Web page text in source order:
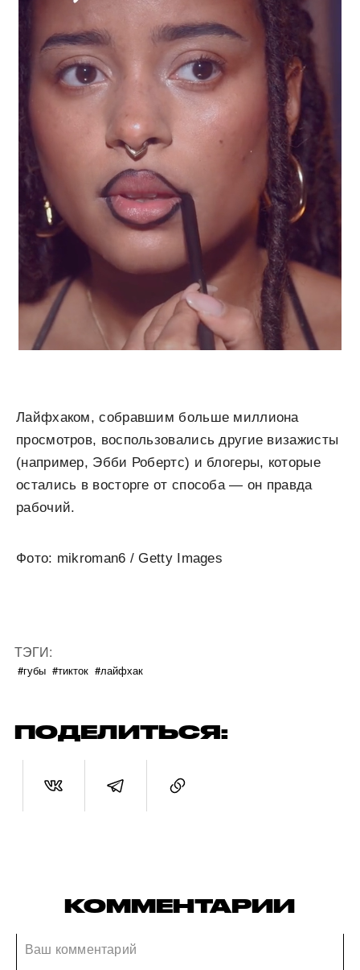
Лайфхаком, собравшим больше миллиона
просмотров, воспользовались другие визажисты
(например, Эбби Робертс) и блогеры, которые
остались в восторге от способа — он правда
рабочий.
Фото: mikroman6 / Getty Images
ТЭГИ:
#губы #тикток #лайфхак
ПОДЕЛИТЬСЯ:
КОММЕНТАРИИ